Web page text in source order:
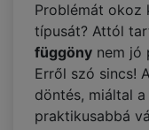
Problémát okoz
típusát? Attól
függöny nem jó
Erről szó sincs!
döntés, miáltal
praktikusabbá